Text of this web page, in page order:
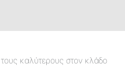
καλύτερους στον κλάδο